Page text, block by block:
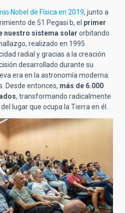
Nobel de Física en 2019, junto a
de 51 Pegasi b, el primer
nuestro sistema solar orbitando
realizado en 1995
radial y gracias a la creación
desarrollado durante su
era en la astronomía moderna:
Desde entonces, más de 6.000
, transformando radicalmente
lugar que ocupa la Tierra en él.